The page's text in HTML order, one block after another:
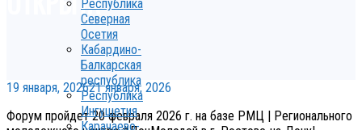
Республика
Северная
Осетия
Кабардино-
Балкарская
республика
Республика
Ингушетия
Карачаево-
19 января, 202621 января, 2026
Форум пройдет 20 февраля 2026 г. на базе РМЦ | Регионального